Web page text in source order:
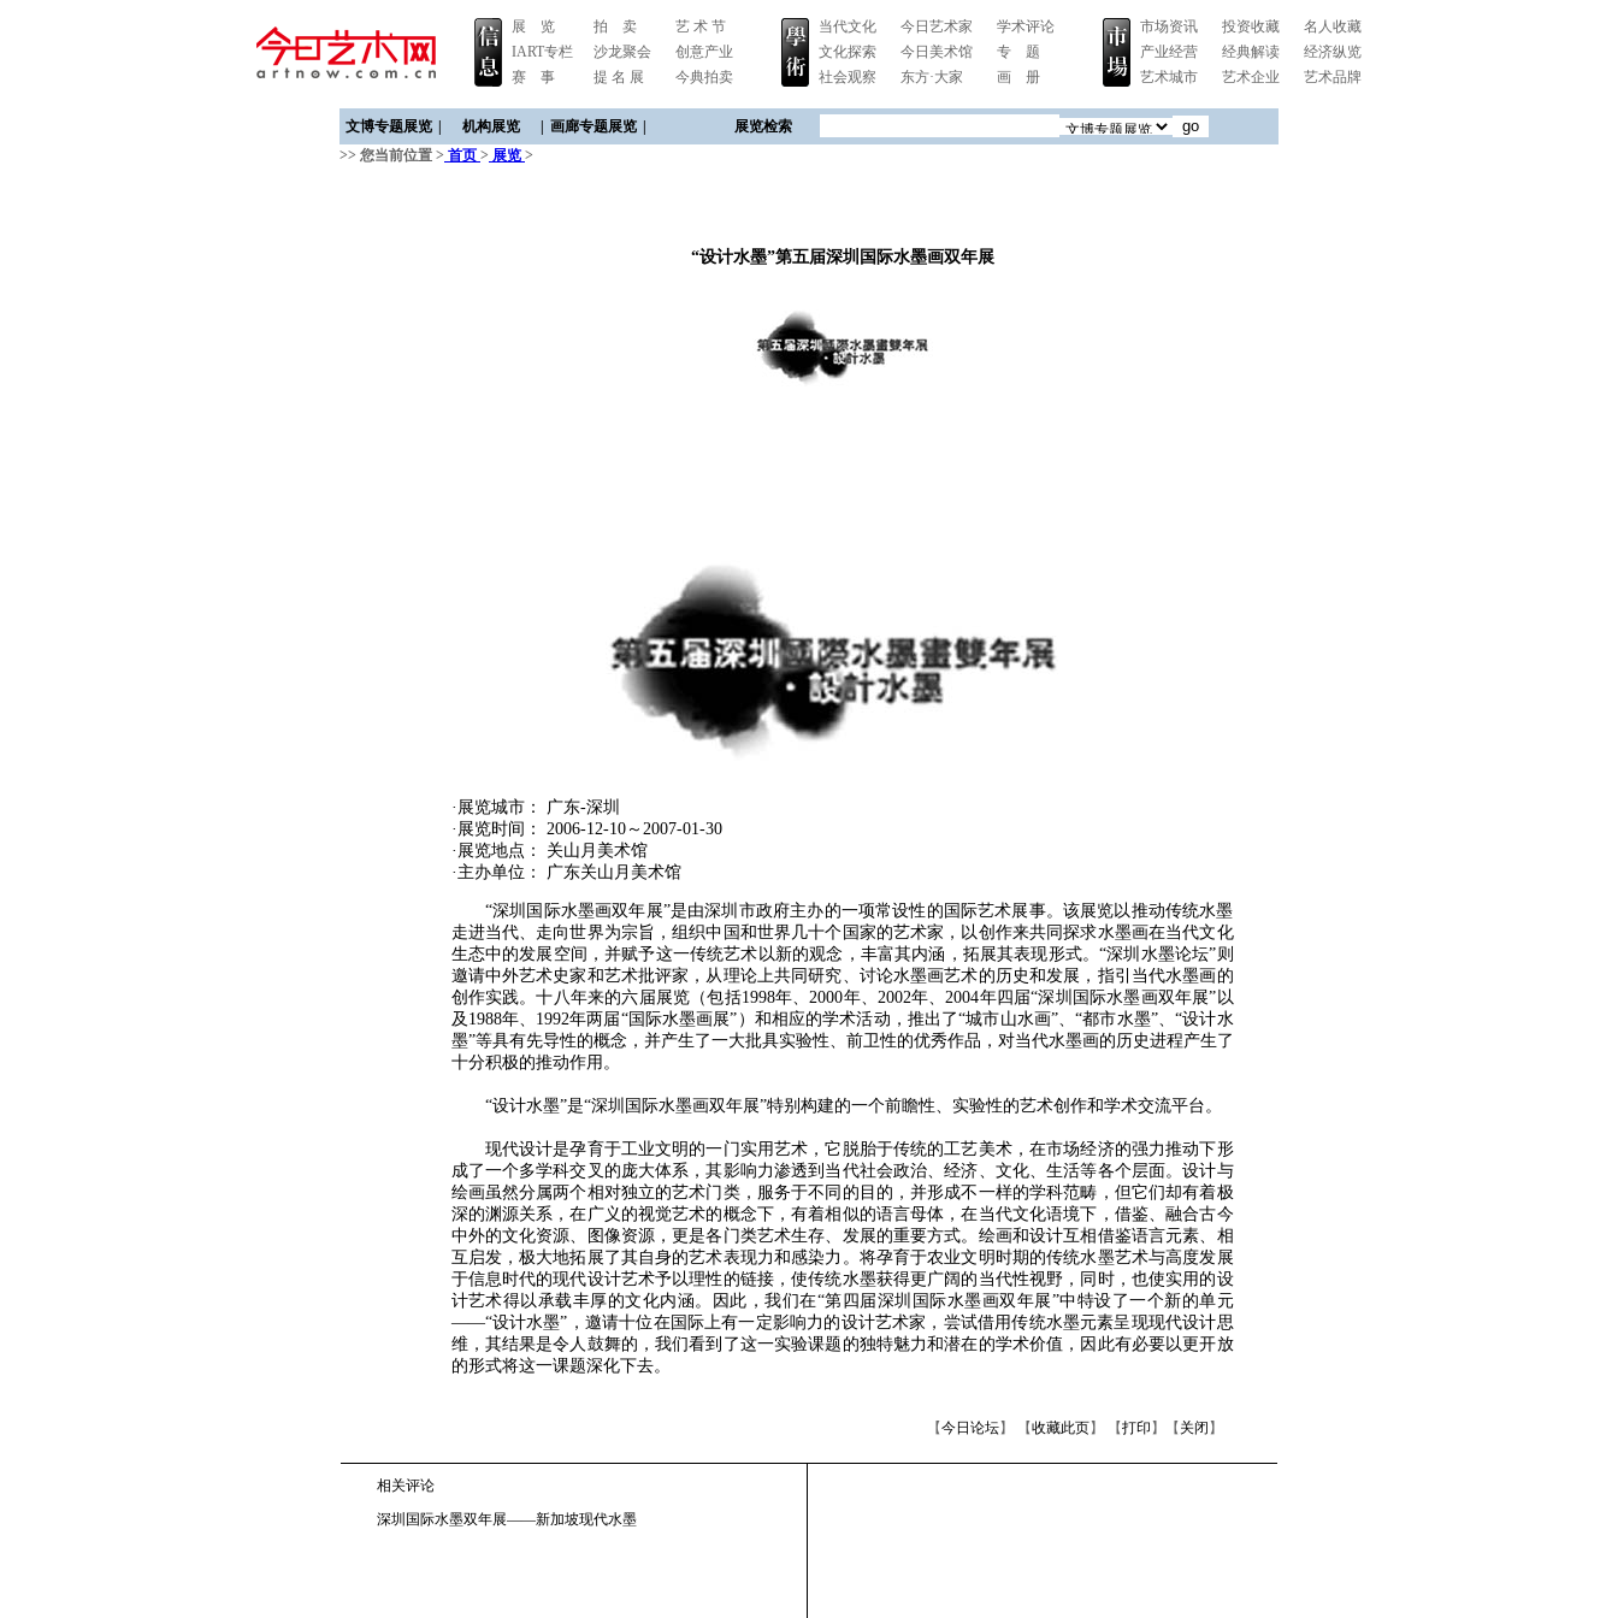
展 览
IART专栏
赛 事
拍 卖
沙龙聚会
提 名 展
艺 术 节
创意产业
今典拍卖
当代文化
文化探索
社会观察
今日艺术家
今日美术馆
东方·大家
学术评论
专 题
画 册
市场资讯
产业经营
艺术城市
投资收藏
经典解读
艺术企业
名人收藏
经济纵览
艺术品牌
文博专题展览 机构展览 画廊专题展览
展览检索
>> 您当前位置 > 首页 > 展览 >
“设计水墨”第五届深圳国际水墨画双年展
·展览城市： 广东-深圳
·展览时间： 2006-12-10～2007-01-30
·展览地点： 关山月美术馆
·主办单位： 广东关山月美术馆
“深圳国际水墨画双年展”是由深圳市政府主办的一项常设性的国际艺术展事。该展览以推动传统水墨
走进当代、走向世界为宗旨，组织中国和世界几十个国家的艺术家，以创作来共同探求水墨画在当代文化
生态中的发展空间，并赋予这一传统艺术以新的观念，丰富其内涵，拓展其表现形式。“深圳水墨论坛”则
邀请中外艺术史家和艺术批评家，从理论上共同研究、讨论水墨画艺术的历史和发展，指引当代水墨画的
创作实践。十八年来的六届展览（包括1998年、2000年、2002年、2004年四届“深圳国际水墨画双年展”以
及1988年、1992年两届“国际水墨画展”）和相应的学术活动，推出了“城市山水画”、“都市水墨”、“设计水
墨”等具有先导性的概念，并产生了一大批具实验性、前卫性的优秀作品，对当代水墨画的历史进程产生了
十分积极的推动作用。
“设计水墨”是“深圳国际水墨画双年展”特别构建的一个前瞻性、实验性的艺术创作和学术交流平台。
现代设计是孕育于工业文明的一门实用艺术，它脱胎于传统的工艺美术，在市场经济的强力推动下形
成了一个多学科交叉的庞大体系，其影响力渗透到当代社会政治、经济、文化、生活等各个层面。设计与
绘画虽然分属两个相对独立的艺术门类，服务于不同的目的，并形成不一样的学科范畴，但它们却有着极
深的渊源关系，在广义的视觉艺术的概念下，有着相似的语言母体，在当代文化语境下，借鉴、融合古今
中外的文化资源、图像资源，更是各门类艺术生存、发展的重要方式。绘画和设计互相借鉴语言元素、相
互启发，极大地拓展了其自身的艺术表现力和感染力。将孕育于农业文明时期的传统水墨艺术与高度发展
于信息时代的现代设计艺术予以理性的链接，使传统水墨获得更广阔的当代性视野，同时，也使实用的设
计艺术得以承载丰厚的文化内涵。因此，我们在“第四届深圳国际水墨画双年展”中特设了一个新的单元
——“设计水墨”，邀请十位在国际上有一定影响力的设计艺术家，尝试借用传统水墨元素呈现现代设计思
维，其结果是令人鼓舞的，我们看到了这一实验课题的独特魅力和潜在的学术价值，因此有必要以更开放
的形式将这一课题深化下去。
【今日论坛】 【收藏此页】 【打印 】【 关闭 】
相关评论
深圳国际水墨双年展——新加坡现代水墨